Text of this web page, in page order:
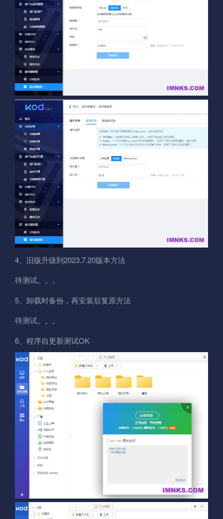
4、旧版升级到2023.7.20版本方法
待测试。。。
5、卸载时备份，再安装后复原方法
待测试。。。
6、程序自更新测试OK